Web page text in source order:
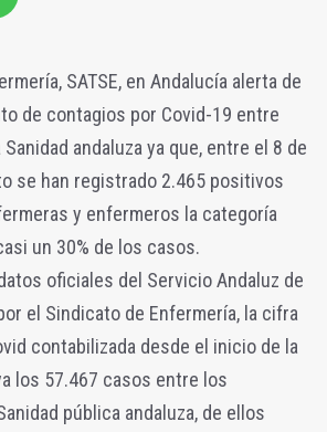
SATSE, en Andalucía alerta de
de contagios por Covid-19 entre
andaluza ya que, entre el 8 de
se han registrado 2.465 positivos
y enfermeros la categoría
un 30% de los casos.
oficiales del Servicio Andaluz de
el Sindicato de Enfermería, la cifra
contabilizada desde el inicio de la
los 57.467 casos entre los
pública andaluza, de ellos